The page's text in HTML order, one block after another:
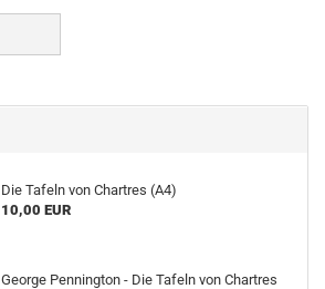
Die Tafeln von Chartres (A4)
10,00 EUR
George Pennington - Die Tafeln von Chartres